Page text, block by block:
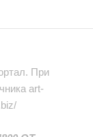
При
art-